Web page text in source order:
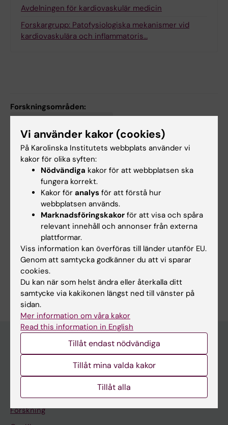
Avdelningen för kardiovaskulär medicin
Forskargrupp: Patofysiologiska mekanismer vid
kardiovaskulära och inflammatoris…
Forskningsområden:
Kardiologi och kardiovaskulära sjukdomar
Medicinsk genetik och genomik
Innehållsgranskare:
Lars Mägdefessel
Sidan uppdaterad:2026-08-02
Dela
Utbildning
Forskarutbildning
Forskning
Vi använder kakor (cookies)
På Karolinska Institutets webbplats använder vi
kakor för olika syften:
Nödvändiga kakor för att webbplatsen ska
fungera korrekt.
Kakor för analys för att förstå hur
webbplatsen används.
Marknadsföringskakor för att visa och spåra
relevant innehåll och annonser från externa
plattformar.
Viss information kan överföras till länder utanför EU.
Genom att samtycka godkänner du att vi sparar
cookies.
Du kan när som helst ändra eller återkalla ditt
samtycke via kakikonen längst ned till vänster på
sidan.
Mer information om våra kakor
Read this information in English
Tillåt endast nödvändiga
Tillåt mina valda kakor
Tillåt alla